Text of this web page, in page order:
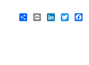
Facebook
Twitter
LinkedIn
Print